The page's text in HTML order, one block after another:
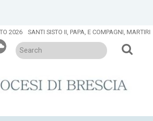
2026 SANTI SISTO II, PAPA, E COMPAGNI, MARTIRI